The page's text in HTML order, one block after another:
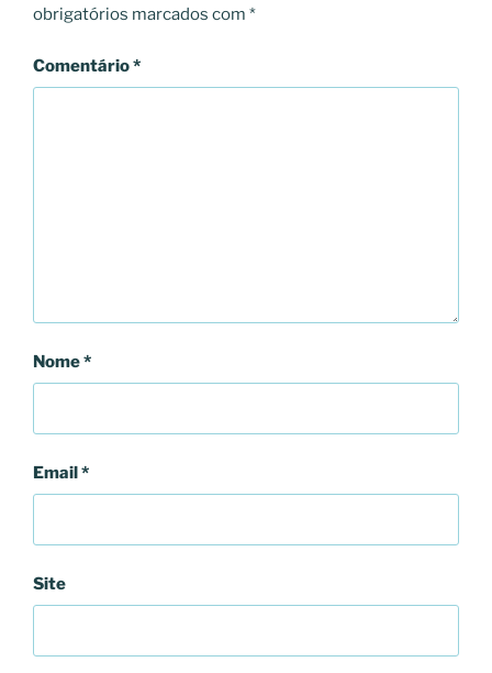
obrigatórios marcados com *
Comentário*
Nome*
Email*
Site